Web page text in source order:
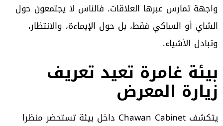
واجهة تمارس عبرها العلاقات. فالناس لا يجتمعون حول
الشاي أو الساكي فقط، بل حول الإيماءة، والانتظار،
وتبادل الأشياء.
بيئة غامرة تعيد تعريف
زيارة المعرض
يتكشف Chawan Cabinet داخل بيئة تستحضر منظرا